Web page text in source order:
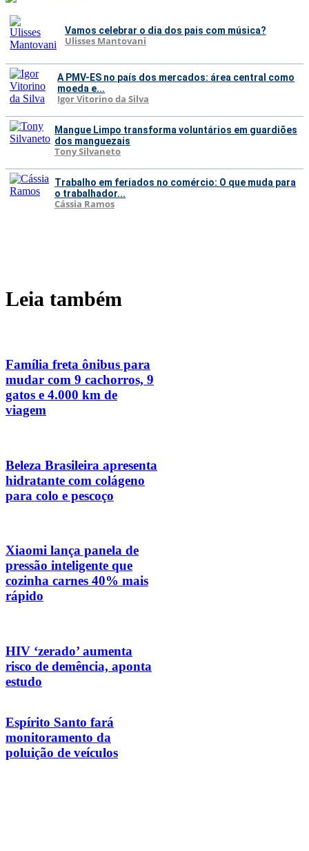
Vamos celebrar o dia dos pais com música?
Ulisses Mantovani
A PMV-ES no país dos mercados: área central como
moeda e...
Igor Vitorino da Silva
Mangue Limpo transforma voluntários em guardiões
dos manguezais
Tony Silvaneto
Trabalho em feriados no comércio: O que muda para
o trabalhador...
Cássia Ramos
Leia também
Família freta ônibus para
mudar com 9 cachorros, 9
gatos e 4.000 km de
viagem
Beleza Brasileira apresenta
hidratante com colágeno
para colo e pescoço
Xiaomi lança panela de
pressão inteligente que
cozinha carnes 40% mais
rápido
HIV ‘zerado’ aumenta
risco de demência, aponta
estudo
Espírito Santo fará
monitoramento da
poluição de veículos